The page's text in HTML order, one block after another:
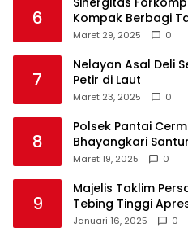
6
Kompak
Maret 29, 2025 0
7
Nelayan Asal Deli
Petir di Laut
Maret 23, 2025 0
8
Polsek Pantai
Bhayangkari
Takjil
Maret 19, 2025 0
9
Majelis Taklim
Tebing Tinggi
Haram
Januari 16, 2025 0